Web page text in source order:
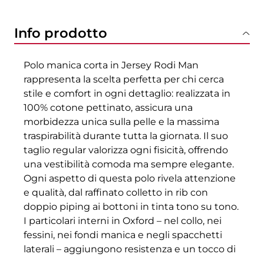
Info prodotto
Polo manica corta in Jersey Rodi Man
rappresenta la scelta perfetta per chi cerca
stile e comfort in ogni dettaglio: realizzata in
100% cotone pettinato, assicura una
morbidezza unica sulla pelle e la massima
traspirabilità durante tutta la giornata. Il suo
taglio regular valorizza ogni fisicità, offrendo
una vestibilità comoda ma sempre elegante.
Ogni aspetto di questa polo rivela attenzione
e qualità, dal raffinato colletto in rib con
doppio piping ai bottoni in tinta tono su tono.
I particolari interni in Oxford – nel collo, nei
fessini, nei fondi manica e negli spacchetti
laterali – aggiungono resistenza e un tocco di